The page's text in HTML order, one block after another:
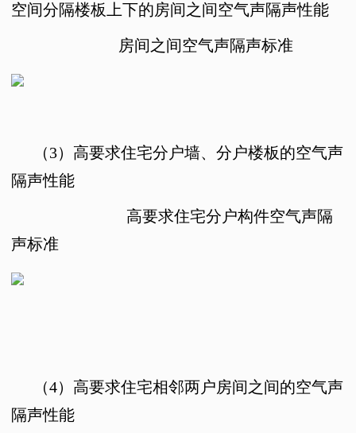
空间分隔楼板上下的房间之间空气声隔声性能
房间之间空气声隔声标准
（3） 高要求住宅分户墙、分户楼板的空气声
隔声性能
高要求住宅分户构件空气声隔
声标准
（4） 高要求住宅相邻两户房间之间的空气声
隔声性能